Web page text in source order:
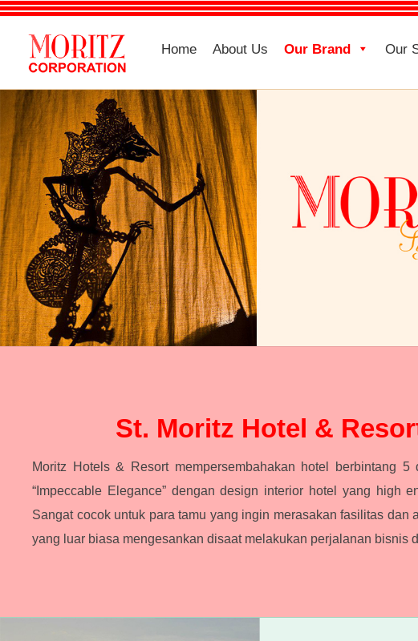
Home About Us Our Brand Our
St. Moritz Hotel &
Moritz Hotels & Resort mempersembahakan hotel berbintang 5
“Impeccable Elegance” dengan design interior hotel yang high
Sangat cocok untuk para tamu yang ingin merasakan fasilitas dan
yang luar biasa mengesankan disaat melakukan perjalanan bisnis